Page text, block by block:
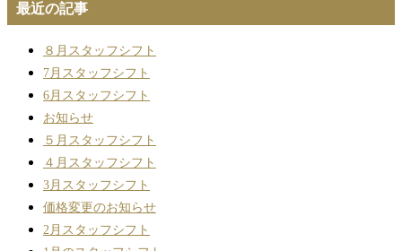
最近の記事
８月スタッフシフト
7月スタッフシフト
6月スタッフシフト
お知らせ
５月スタッフシフト
４月スタッフシフト
3月スタッフシフト
価格変更のお知らせ
2月スタッフシフト